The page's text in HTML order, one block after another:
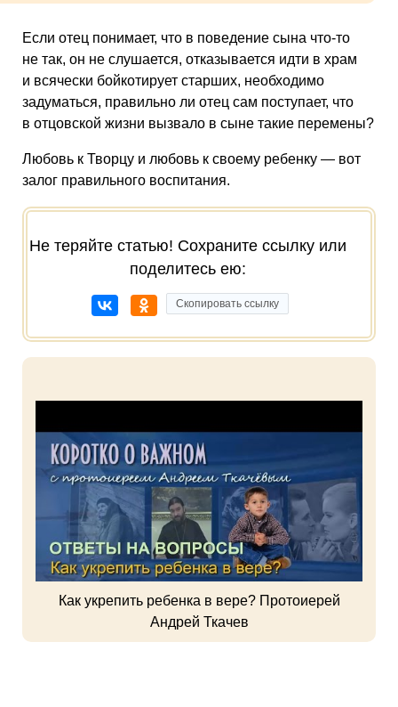
Если отец понимает, что в поведение сына что-то
не так, он не слушается, отказывается идти в храм
и всячески бойкотирует старших, необходимо
задуматься, правильно ли отец сам поступает, что
в отцовской жизни вызвало в сыне такие перемены?
Любовь к Творцу и любовь к своему ребенку — вот
залог правильного воспитания.
Не теряйте статью! Сохраните ссылку или
поделитесь ею:
Скопировать ссылку
Как укрепить ребенка в вере? Протоиерей
Андрей Ткачев